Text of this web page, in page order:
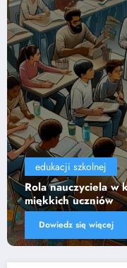
edukacji szkolnej
Wpływ
Dowiedz się więcej